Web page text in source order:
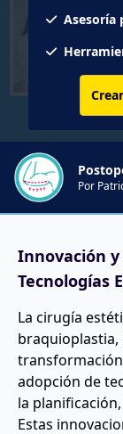
Asesoría
Por
Innovación
Tecnologías
La cirugía
adopción de
la
Estas